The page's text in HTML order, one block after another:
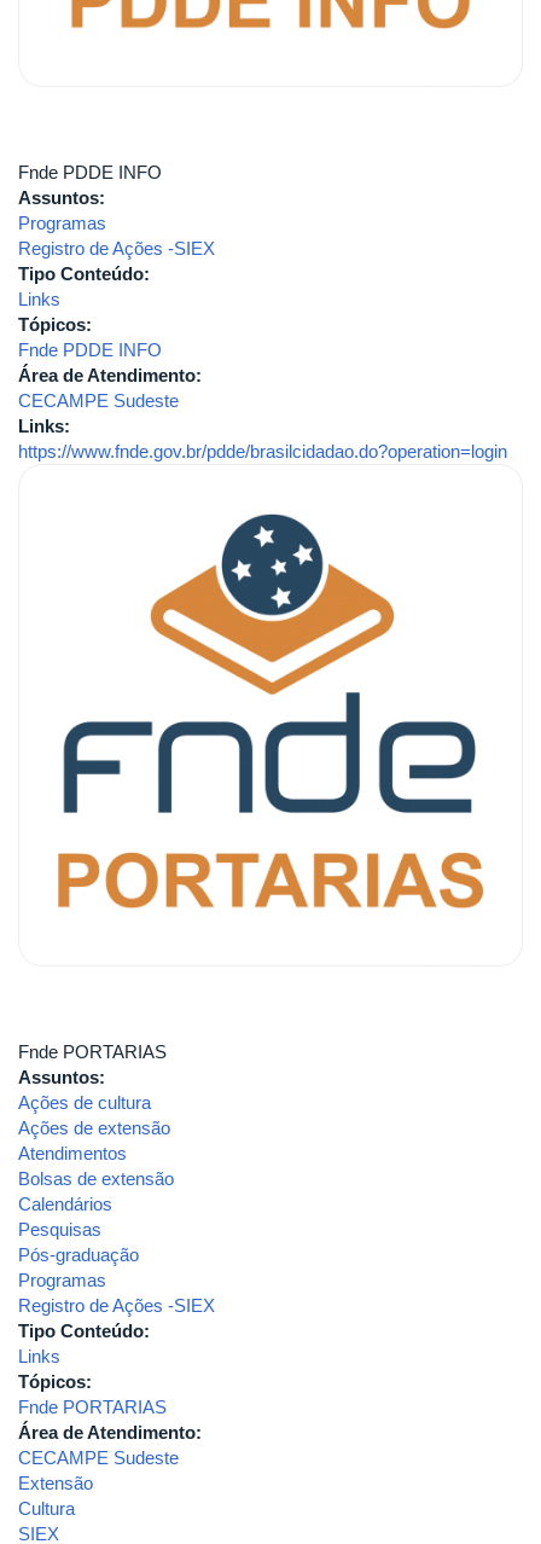
Fnde PDDE INFO
Assuntos:
Programas
Registro de Ações -SIEX
Tipo Conteúdo:
Links
Tópicos:
Fnde PDDE INFO
Área de Atendimento:
CECAMPE Sudeste
Links:
https://www.fnde.gov.br/pdde/brasilcidadao.do?operation=login
Fnde PORTARIAS
Assuntos:
Ações de cultura
Ações de extensão
Atendimentos
Bolsas de extensão
Calendários
Pesquisas
Pós-graduação
Programas
Registro de Ações -SIEX
Tipo Conteúdo:
Links
Tópicos:
Fnde PORTARIAS
Área de Atendimento:
CECAMPE Sudeste
Extensão
Cultura
SIEX